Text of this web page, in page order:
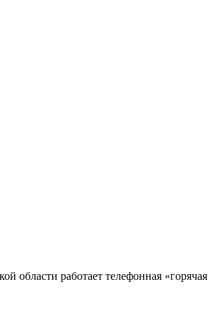
области работает телефонная